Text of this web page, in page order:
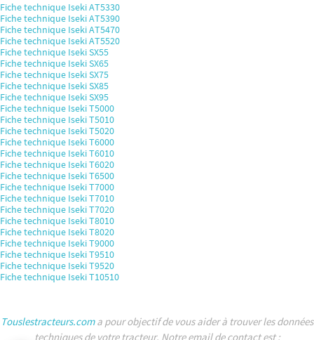
Fiche technique Iseki AT5330
Fiche technique Iseki AT5390
Fiche technique Iseki AT5470
Fiche technique Iseki AT5520
Fiche technique Iseki SX55
Fiche technique Iseki SX65
Fiche technique Iseki SX75
Fiche technique Iseki SX85
Fiche technique Iseki SX95
Fiche technique Iseki T5000
Fiche technique Iseki T5010
Fiche technique Iseki T5020
Fiche technique Iseki T6000
Fiche technique Iseki T6010
Fiche technique Iseki T6020
Fiche technique Iseki T6500
Fiche technique Iseki T7000
Fiche technique Iseki T7010
Fiche technique Iseki T7020
Fiche technique Iseki T8010
Fiche technique Iseki T8020
Fiche technique Iseki T9000
Fiche technique Iseki T9510
Fiche technique Iseki T9520
Fiche technique Iseki T10510
Touslestracteurs.coma pour objectif de vous aider à trouver les données
techniques de votre tracteur. Notre email de contact est :